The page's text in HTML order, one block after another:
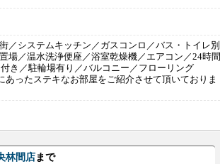
／システムキッチン／ガスコンロ／バス・トイレ別
場／温水洗浄便座／浴室乾燥機／エアコン／24時間
き／駐輪場有り／バルコニー／フローリング
ったステキなお部屋をご紹介させて頂いておりま
林間店まで